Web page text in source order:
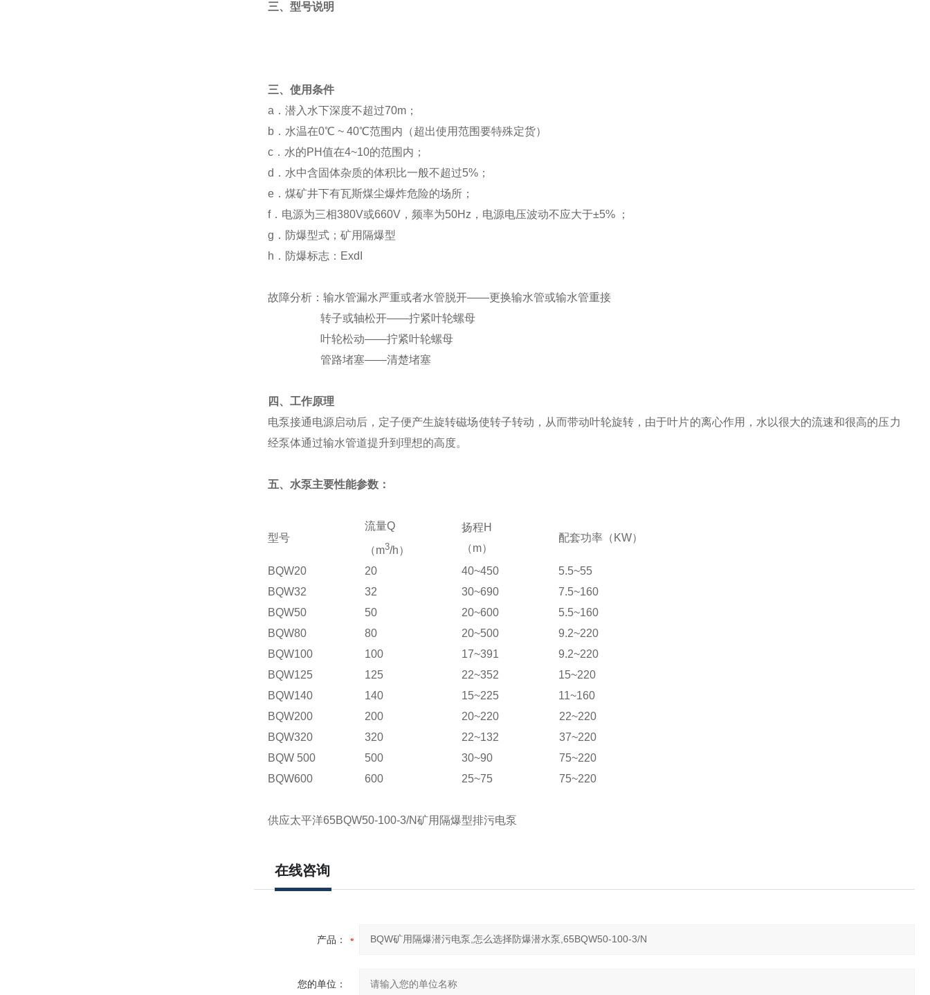
三、 型号说明
三、使用条件
a ．潜入水下深度不超过70m；
b．水温在0℃ ~ 40℃范围内（超出使用范围要特殊定货）
c．水的PH值在4~10的范围内；
d ．水中含固体杂质的体积比一般不超过5%；
e．煤矿井下有瓦斯煤尘爆炸危险的场所；
f．电源为三相380V或660V，频率为50Hz ，电源电压波动不应大于±5%
；
g ．防爆型式； 矿用隔爆型
h ．防爆标志： ExdI
故障分析：输水管漏水严重或者水管脱开——更换输水管或输水管重接
转子或轴松开——拧紧叶轮螺母
叶轮松动——拧紧叶轮螺母
管路堵塞——清楚堵塞
四、工作原理
电泵接通电源启动后，定子便产生旋转磁场使转子转动，从而带动叶轮旋转，由于叶片的离心作用，水以很大的流速和很高的压力
经泵体通过输水管道提升到理想的高度。
五、水泵主要性能参数：
型号
流量Q
（m3/h）
扬程H
（m）
配套功率（ KW）
BQW20 20 40~450
5.5~55
BQW32
32 30~690
7.5~160
BQW50
50 20~600
5.5~160
BQW80
80 20~500
9.2~220
BQW100
100 17~391
9.2~220
BQW125
125 22~352
15~220
BQW140
140 15~225
11~160
BQW200
200 20~220
22~220
BQW320
320 22~132
37~220
BQW 500
500 30~90
75~220
BQW600
600 25~75 75~220
供应太平洋65BQW50-100-3/N矿用隔爆型排污电泵
在线咨询
产品：
您的单位：